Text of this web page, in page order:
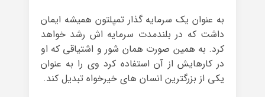
به عنوان یک سرمایه گذار تمپلتون همیشه ایمان
داشت که در بلندمدت سرمایه اش رشد خواهد
کرد. به همین صورت همان شور و اشتیاقی که او
در کارهایش از آن استفاده کرد وی را به عنوان
یکی از بزرگترین انسان های خیرخواه تبدیل کند.